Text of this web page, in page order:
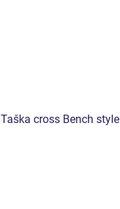
Taška cross Bench style